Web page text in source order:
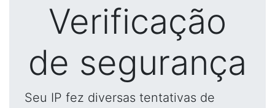
Verificação
de segurança
Seu IP fez diversas tentativas de